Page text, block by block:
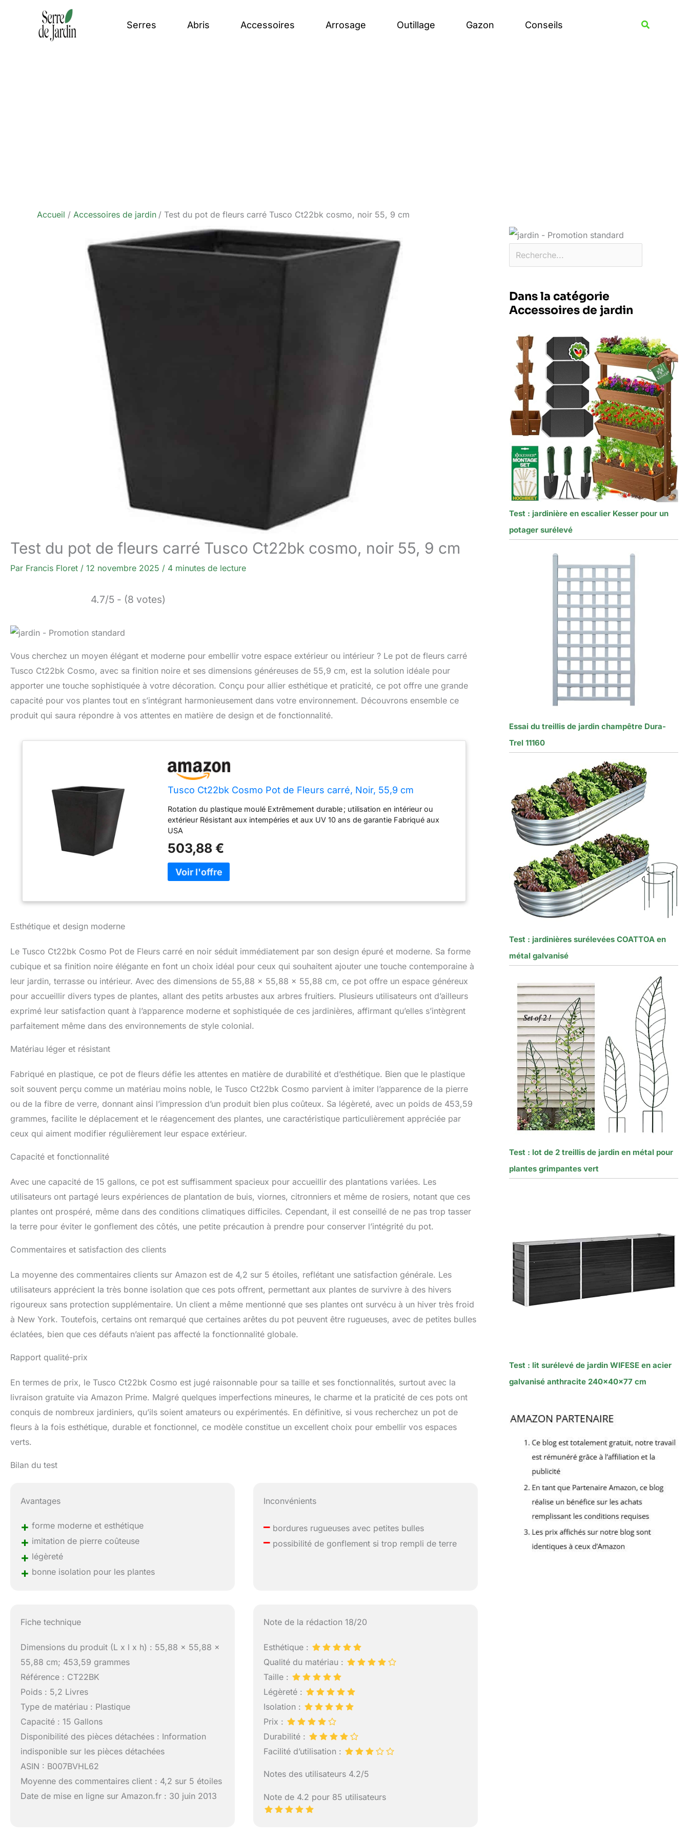
Serres Abris Accessoires Arrosage Outillage Gazon Conseils
Accueil Accessoires de jardin Test du pot de fleurs carré Tusco Ct22bk cosmo, noir 55, 9 cm
Test du pot de fleurs carré Tusco Ct22bk cosmo, noir 55, 9 cm
Par Francis Floret / 12 novembre 2025 / 4 minutes de lecture
4.7/5 - (8 votes)
Vous cherchez un moyen élégant et moderne pour embellir votre espace extérieur ou intérieur ? Le pot de fleurs carré
Tusco Ct22bk Cosmo, avec sa finition noire et ses dimensions généreuses de 55,9 cm, est la solution idéale pour
apporter une touche sophistiquée à votre décoration. Conçu pour allier esthétique et praticité, ce pot offre une grande
capacité pour vos plantes tout en s’intégrant harmonieusement dans votre environnement. Découvrons ensemble ce
produit qui saura répondre à vos attentes en matière de design et de fonctionnalité.
Tusco Ct22bk Cosmo Pot de Fleurs carré, Noir, 55,9 cm
Rotation du plastique moulé Extrêmement durable ; utilisation en intérieur ou
extérieur Résistant aux intempéries et aux UV 10 ans de garantie Fabriqué aux
USA
503,88 €
Esthétique et design moderne
Le Tusco Ct22bk Cosmo Pot de Fleurs carré en noir séduit immédiatement par son design épuré et moderne. Sa forme
cubique et sa finition noire élégante en font un choix idéal pour ceux qui souhaitent ajouter une touche contemporaine à
leur jardin, terrasse ou intérieur. Avec des dimensions de 55,88 x 55,88 x 55,88 cm, ce pot offre un espace généreux
pour accueillir divers types de plantes, allant des petits arbustes aux arbres fruitiers. Plusieurs utilisateurs ont d’ailleurs
exprimé leur satisfaction quant à l’apparence moderne et sophistiquée de ces jardinières, affirmant qu’elles s’intègrent
parfaitement même dans des environnements de style colonial.
Matériau léger et résistant
Fabriqué en plastique, ce pot de fleurs défie les attentes en matière de durabilité et d’esthétique. Bien que le plastique
soit souvent perçu comme un matériau moins noble, le Tusco Ct22bk Cosmo parvient à imiter l’apparence de la pierre
ou de la fibre de verre, donnant ainsi l’impression d’un produit bien plus coûteux. Sa légèreté, avec un poids de 453,59
grammes, facilite le déplacement et le réagencement des plantes, une caractéristique particulièrement appréciée par
ceux qui aiment modifier régulièrement leur espace extérieur.
Capacité et fonctionnalité
Avec une capacité de 15 gallons, ce pot est suffisamment spacieux pour accueillir des plantations variées. Les
utilisateurs ont partagé leurs expériences de plantation de buis, viornes, citronniers et même de rosiers, notant que ces
plantes ont prospéré, même dans des conditions climatiques difficiles. Cependant, il est conseillé de ne pas trop tasser
la terre pour éviter le gonflement des côtés, une petite précaution à prendre pour conserver l’intégrité du pot.
Commentaires et satisfaction des clients
La moyenne des commentaires clients sur Amazon est de 4,2 sur 5 étoiles, reflétant une satisfaction générale. Les
utilisateurs apprécient la très bonne isolation que ces pots offrent, permettant aux plantes de survivre à des hivers
rigoureux sans protection supplémentaire. Un client a même mentionné que ses plantes ont survécu à un hiver très froid
à New York. Toutefois, certains ont remarqué que certaines arêtes du pot peuvent être rugueuses, avec de petites bulles
éclatées, bien que ces défauts n’aient pas affecté la fonctionnalité globale.
Rapport qualité-prix
En termes de prix, le Tusco Ct22bk Cosmo est jugé raisonnable pour sa taille et ses fonctionnalités, surtout avec la
livraison gratuite via Amazon Prime. Malgré quelques imperfections mineures, le charme et la praticité de ces pots ont
conquis de nombreux jardiniers, qu’ils soient amateurs ou expérimentés. En définitive, si vous recherchez un pot de
fleurs à la fois esthétique, durable et fonctionnel, ce modèle constitue un excellent choix pour embellir vos espaces
verts.
Bilan du test
Avantages
+ forme moderne et esthétique
+ imitation de pierre coûteuse
+ légèreté
+ bonne isolation pour les plantes
Inconvénients
– bordures rugueuses avec petites bulles
– possibilité de gonflement si trop rempli de terre
Fiche technique
Dimensions du produit (L x l x h) : 55,88 x 55,88 x
55,88 cm; 453,59 grammes
Référence : CT22BK
Poids : 5,2 Livres
Type de matériau : Plastique
Capacité : 15 Gallons
Disponibilité des pièces détachées : Information
indisponible sur les pièces détachées
ASIN : B007BVHL62
Moyenne des commentaires client : 4,2 sur 5 étoiles
Date de mise en ligne sur Amazon.fr : 30 juin 2013
Note de la rédaction 18/20
Esthétique :
Qualité du matériau :
Taille :
Légèreté :
Isolation :
Prix :
Durabilité :
Facilité d’utilisation :
Notes des utilisateurs 4.2/5
Note de 4.2 pour 85 utilisateurs
Dans la catégorie
Accessoires de jardin
Test : jardinière en escalier Kesser pour un
potager surélevé
Essai du treillis de jardin champêtre Dura-
Trel 11160
Test : jardinières surélevées COATTOA en
métal galvanisé
Test : lot de 2 treillis de jardin en métal pour
plantes grimpantes vert
Test : lit surélevé de jardin WIFESE en acier
galvanisé anthracite 240x40x77 cm